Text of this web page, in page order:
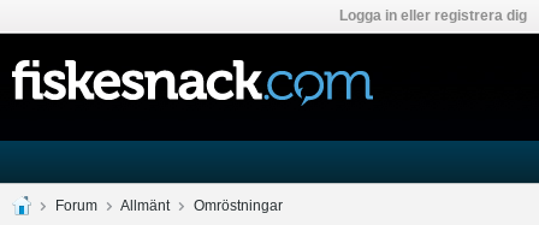
Logga in eller registrera dig
Forum Allmänt Omröstningar